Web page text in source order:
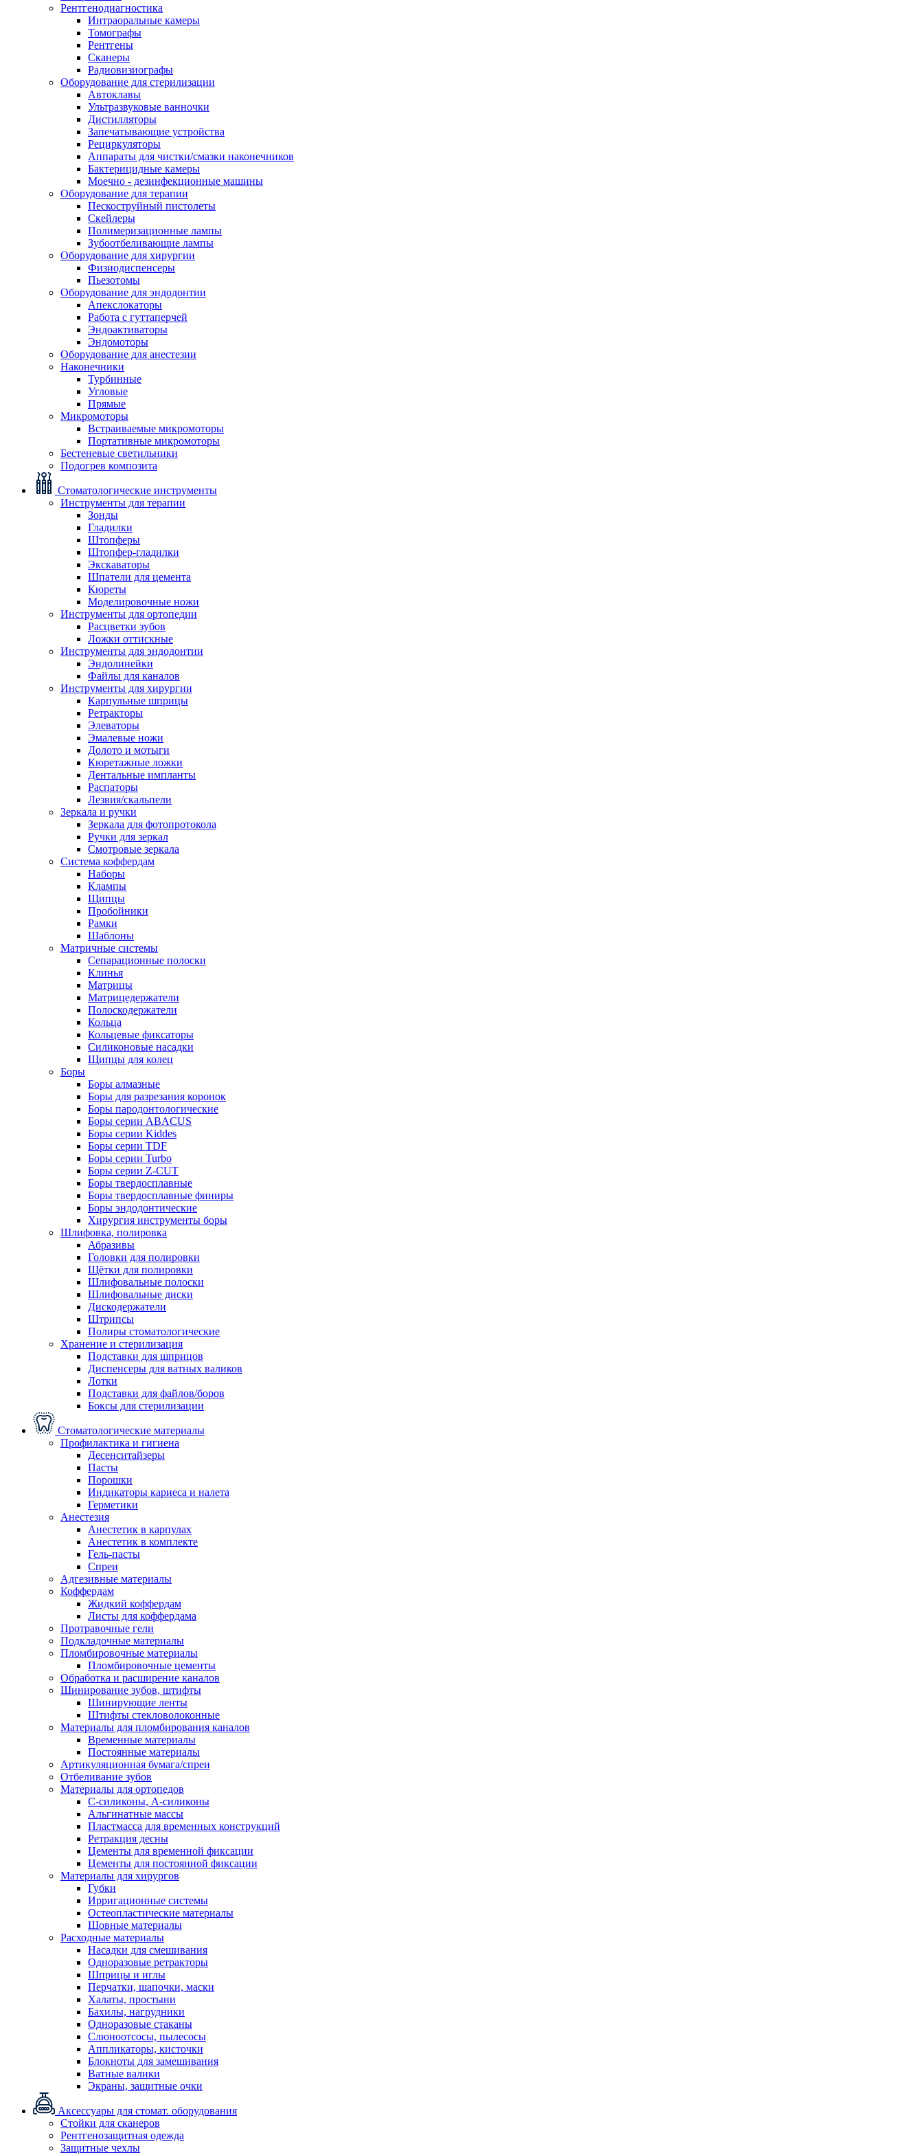
Рентгенодиагностика
Интраоральные камеры
Томографы
Рентгены
Сканеры
Радиовизиографы
Оборудование для стерилизации
Автоклавы
Ультразвуковые ванночки
Дистилляторы
Запечатывающие устройства
Рециркуляторы
Аппараты для чистки/смазки наконечников
Бактерицидные камеры
Моечно - дезинфекционные машины
Оборудование для терапии
Пескоструйный пистолеты
Скейлеры
Полимеризационные лампы
Зубоотбеливающие лампы
Оборудование для хирургии
Физиодиспенсеры
Пьезотомы
Оборудование для эндодонтии
Апекслокаторы
Работа с гуттаперчей
Эндоактиваторы
Эндомоторы
Оборудование для анестезии
Наконечники
Турбинные
Угловые
Прямые
Микромоторы
Встраиваемые микромоторы
Портативные микромоторы
Бестеневые светильники
Подогрев композита
Стоматологические инструменты
Инструменты для терапии
Зонды
Гладилки
Штопферы
Штопфер-гладилки
Экскаваторы
Шпатели для цемента
Кюреты
Моделировочные ножи
Инструменты для ортопедии
Расцветки зубов
Ложки оттискные
Инструменты для эндодонтии
Эндолинейки
Файлы для каналов
Инструменты для хирургии
Карпульные шприцы
Ретракторы
Элеваторы
Эмалевые ножи
Долото и мотыги
Кюретажные ложки
Дентальные импланты
Распаторы
Лезвия/скальпели
Зеркала и ручки
Зеркала для фотопротокола
Ручки для зеркал
Смотровые зеркала
Система коффердам
Наборы
Клампы
Щипцы
Пробойники
Рамки
Шаблоны
Матричные системы
Сепарационные полоски
Клинья
Матрицы
Матрицедержатели
Полоскодержатели
Кольца
Кольцевые фиксаторы
Силиконовые насадки
Щипцы для колец
Боры
Боры алмазные
Боры для разрезания коронок
Боры пародонтологические
Боры серии ABACUS
Боры серии Kiddes
Боры серии TDF
Боры серии Turbo
Боры серии Z-CUT
Боры твердосплавные
Боры твердосплавные финиры
Боры эндодонтические
Хирургия инструменты боры
Шлифовка, полировка
Абразивы
Головки для полировки
Щётки для полировки
Шлифовальные полоски
Шлифовальные диски
Дискодержатели
Штрипсы
Полиры стоматологические
Хранение и стерилизация
Подставки для шприцов
Диспенсеры для ватных валиков
Лотки
Подставки для файлов/боров
Боксы для стерилизации
Стоматологические материалы
Профилактика и гигиена
Десенситайзеры
Пасты
Порошки
Индикаторы кариеса и налета
Герметики
Анестезия
Анестетик в карпулах
Анестетик в комплекте
Гель-пасты
Спреи
Адгезивные материалы
Коффердам
Жидкий коффердам
Листы для коффердама
Протравочные гели
Подкладочные материалы
Пломбировочные материалы
Пломбировочные цементы
Обработка и расширение каналов
Шинирование зубов, штифты
Шинирующие ленты
Штифты стекловолоконные
Материалы для пломбирования каналов
Временные материалы
Постоянные материалы
Артикуляционная бумага/спреи
Отбеливание зубов
Материалы для ортопедов
C-силиконы, А-силиконы
Альгинатные массы
Пластмасса для временных конструкций
Ретракция десны
Цементы для временной фиксации
Цементы для постоянной фиксации
Материалы для хирургов
Губки
Ирригационные системы
Остеопластические материалы
Шовные материалы
Расходные материалы
Насадки для смешивания
Одноразовые ретракторы
Шприцы и иглы
Перчатки, шапочки, маски
Халаты, простыни
Бахилы, нагрудники
Одноразовые стаканы
Слюноотсосы, пылесосы
Аппликаторы, кисточки
Блокноты для замешивания
Ватные валики
Экраны, защитные очки
Аксессуары для стомат. оборудования
Стойки для сканеров
Рентгенозащитная одежда
Защитные чехлы